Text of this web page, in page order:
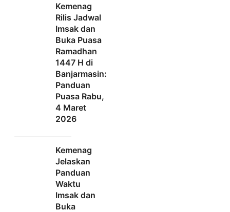
Kemenag
Rilis Jadwal
Imsak dan
Buka Puasa
Ramadhan
1447 H di
Banjarmasin:
Panduan
Puasa Rabu,
4 Maret
2026
Kemenag
Jelaskan
Panduan
Waktu
Imsak dan
Buka